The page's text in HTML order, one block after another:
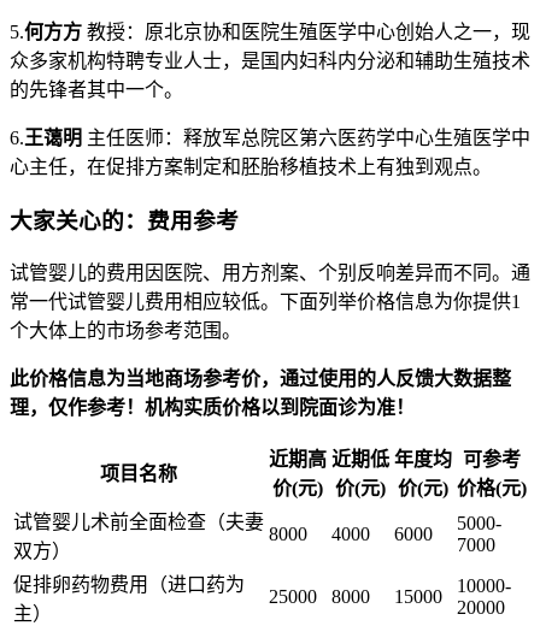
5.何方方 教授：原北京协和医院生殖医学中心创始人之一，现
众多家机构特聘专业人士，是国内妇科内分泌和辅助生殖技术
的先锋者其中一个。
6.王蔼明 主任医师：释放军总院区第六医药学中心生殖医学中
心主任，在促排方案制定和胚胎移植技术上有独到观点。
大家关心的：费用参考
试管婴儿的费用因医院、用方剂案、个别反响差异而不同。通
常一代试管婴儿费用相应较低。下面列举价格信息为你提供1
个大体上的市场参考范围。
此价格信息为当地商场参考价，通过使用的人反馈大数据整
理，仅作参考！机构实质价格以到院面诊为准！
项目名称
近期高
价(元)
近期低
价(元)
年度均
价(元)
可参考
价格(元)
试管婴儿术前全面检查（夫妻
双方）
8000 4000 6000
5000-
7000
促排卵药物费用（进口药为
主）
25000 8000 15000
10000-
20000